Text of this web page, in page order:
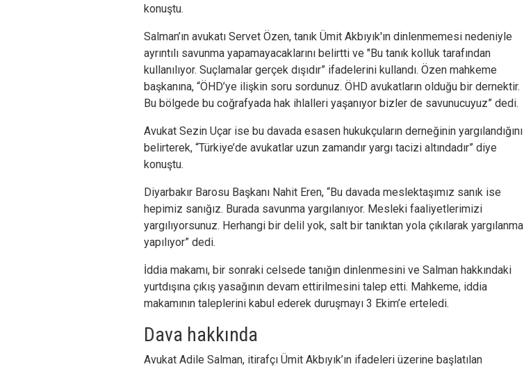
konuştu.
Salman’ın avukatı Servet Özen, tanık Ümit Akbıyık'ın dinlenmemesi nedeniyle
ayrıntılı savunma yapamayacaklarını belirtti ve "Bu tanık kolluk tarafından
kullanılıyor. Suçlamalar gerçek dışıdır” ifadelerini kullandı. Özen mahkeme
başkanına, “ÖHD’ye ilişkin soru sordunuz. ÖHD avukatların olduğu bir dernektir.
Bu bölgede bu coğrafyada hak ihlalleri yaşanıyor bizler de savunucuyuz” dedi.
Avukat Sezin Uçar ise bu davada esasen hukukçuların derneğinin yargılandığını
belirterek, “Türkiye’de avukatlar uzun zamandır yargı tacizi altındadır” diye
konuştu.
Diyarbakır Barosu Başkanı Nahit Eren, “Bu davada meslektaşımız sanık ise
hepimiz sanığız. Burada savunma yargılanıyor. Mesleki faaliyetlerimizi
yargılıyorsunuz. Herhangi bir delil yok, salt bir tanıktan yola çıkılarak yargılanma
yapılıyor” dedi.
İddia makamı, bir sonraki celsede tanığın dinlenmesini ve Salman hakkındaki
yurtdışına çıkış yasağının devam ettirilmesini talep etti. Mahkeme, iddia
makamının taleplerini kabul ederek duruşmayı 3 Ekim’e erteledi.
Dava hakkında
Avukat Adile Salman, itirafçı Ümit Akbıyık’ın ifadeleri üzerine başlatılan